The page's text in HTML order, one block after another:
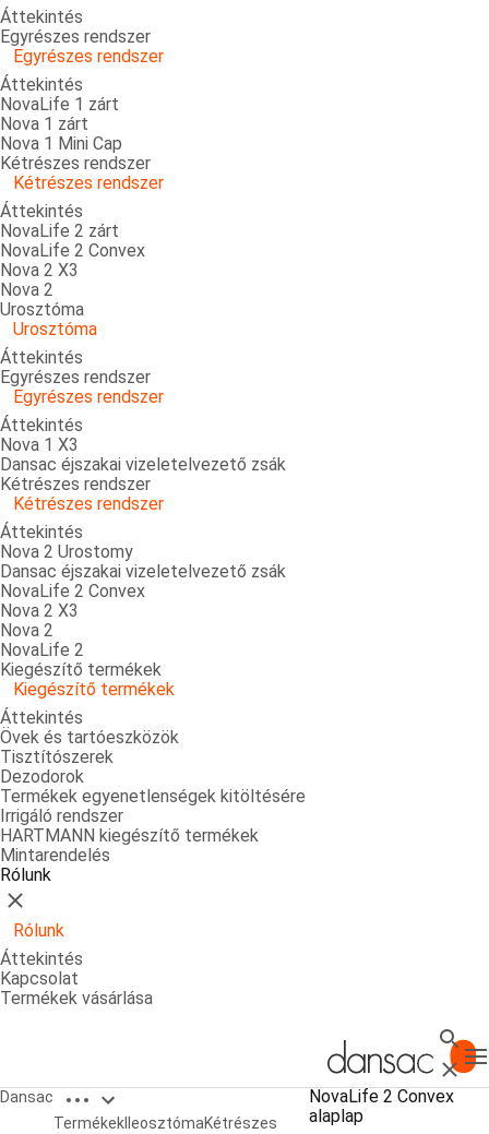
Áttekintés
Egyrészes rendszer
Egyrészes rendszer
Áttekintés
NovaLife 1 zárt
Nova 1 zárt
Nova 1 Mini Cap
Kétrészes rendszer
Kétrészes rendszer
Áttekintés
NovaLife 2 zárt
NovaLife 2 Convex
Nova 2 X3
Nova 2
Urosztóma
Urosztóma
Áttekintés
Egyrészes rendszer
Egyrészes rendszer
Áttekintés
Nova 1 X3
Dansac éjszakai vizeletelvezető zsák
Kétrészes rendszer
Kétrészes rendszer
Áttekintés
Nova 2 Urostomy
Dansac éjszakai vizeletelvezető zsák
NovaLife 2 Convex
Nova 2 X3
Nova 2
NovaLife 2
Kiegészítő termékek
Kiegészítő termékek
Áttekintés
Övek és tartóeszközök
Tisztítószerek
Dezodorok
Termékek egyenetlenségek kitöltésére
Irrigáló rendszer
HARTMANN kiegészítő termékek
Mintarendelés
Rólunk
Bezárás
Rólunk
Áttekintés
Kapcsolat
Termékek vásárlása
Dansac Open breadcrumbs
Termékek IleosztómaKétrészes
NovaLife 2 Convex
alaplap
NovaLife 2 Convex alaplap